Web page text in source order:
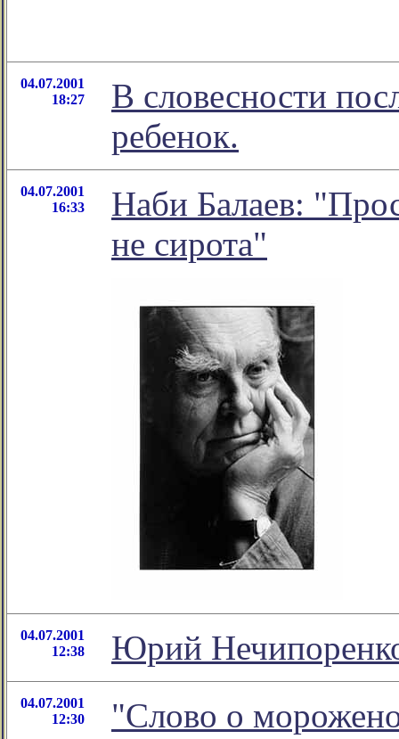
04.07.2001
18:27
В словесности
ребенок.
04.07.2001
16:33
Наби Балаев:
не сирота"
04.07.2001
12:38
Юрий
04.07.2001
12:30
"Слово о